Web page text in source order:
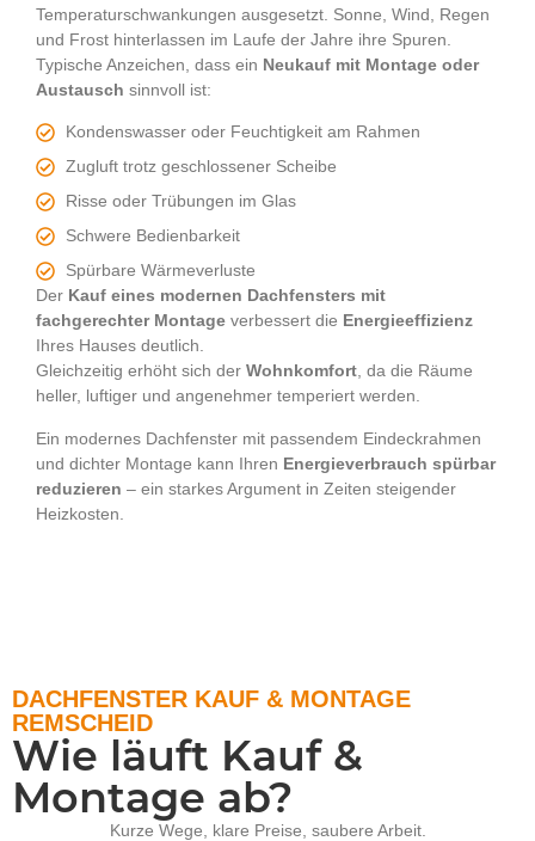
Temperaturschwankungen ausgesetzt. Sonne, Wind, Regen
und Frost hinterlassen im Laufe der Jahre ihre Spuren.
Typische Anzeichen, dass ein Neukauf mit Montage oder
Austausch sinnvoll ist:
Kondenswasser oder Feuchtigkeit am Rahmen
Zugluft trotz geschlossener Scheibe
Risse oder Trübungen im Glas
Schwere Bedienbarkeit
Spürbare Wärmeverluste
Der Kauf eines modernen Dachfensters mit
fachgerechter Montage verbessert die Energieeffizienz
Ihres Hauses deutlich.
Gleichzeitig erhöht sich der Wohnkomfort , da die Räume
heller, luftiger und angenehmer temperiert werden.
Ein modernes Dachfenster mit passendem Eindeckrahmen
und dichter Montage kann Ihren Energieverbrauch spürbar
reduzieren – ein starkes Argument in Zeiten steigender
Heizkosten.
DACHFENSTER KAUF & MONTAGE
REMSCHEID
Wie läuft Kauf &
Montage ab?
Kurze Wege, klare Preise, saubere Arbeit.